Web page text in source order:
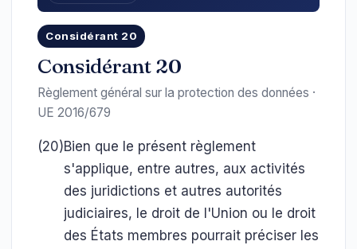
Considérant 20
Considérant 20
Règlement général sur la protection des données ·
UE 2016/679
(20)Bien que le présent règlement
s'applique, entre autres, aux activités
des juridictions et autres autorités
judiciaires, le droit de l'Union ou le droit
des États membres pourrait préciser les